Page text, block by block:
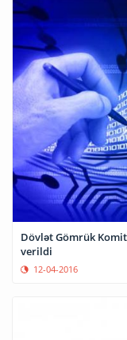
Dövlət Gömrük
verildi
12-04-2016